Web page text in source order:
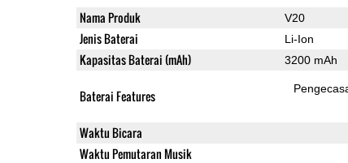
Nama Produk V20
Jenis Baterai Li-Ion
Kapasitas Baterai (mAh) 3200 mAh
Baterai Features
Waktu Bicara
Waktu Pemutaran Musik